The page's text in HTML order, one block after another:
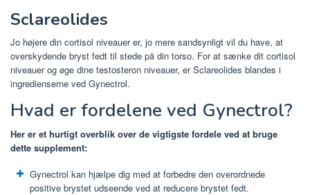
Sclareolides
Jo højere din cortisol niveauer er, jo mere sandsynligt vil du have, at
overskydende bryst fedt til stede på din torso. For at sænke dit cortisol
niveauer og øge dine testosteron niveauer, er Sclareolides blandes i
ingredienserne ved Gynectrol.
Hvad er fordelene ved Gynectrol?
Her er et hurtigt overblik over de vigtigste fordele ved at bruge
dette supplement:
Gynectrol kan hjælpe dig med at forbedre den overordnede
positive brystet udseende ved at reducere brystet fedt.